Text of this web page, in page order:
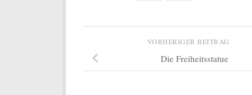
VORHERIGER BEITRAG
Die Freiheitsstatue